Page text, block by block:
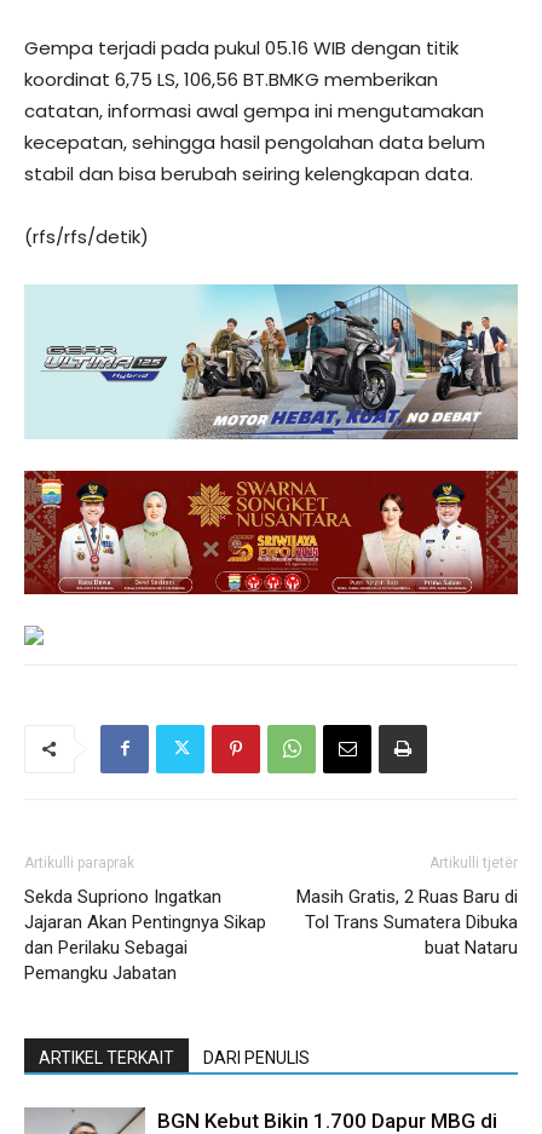
Gempa terjadi pada pukul 05.16 WIB dengan titik
koordinat 6,75 LS, 106,56 BT.BMKG memberikan
catatan, informasi awal gempa ini mengutamakan
kecepatan, sehingga hasil pengolahan data belum
stabil dan bisa berubah seiring kelengkapan data.
(rfs/rfs/detik)
Artikulli paraprak
Sekda Supriono Ingatkan
Jajaran Akan Pentingnya Sikap
dan Perilaku Sebagai
Pemangku Jabatan
Artikulli tjetër
Masih Gratis, 2 Ruas Baru di
Tol Trans Sumatera Dibuka
buat Nataru
ARTIKEL TERKAIT DARI PENULIS
BGN Kebut Bikin 1.700 Dapur MBG di